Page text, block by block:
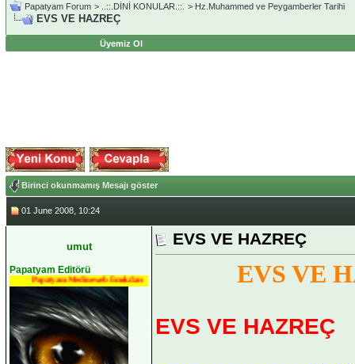
Papatyam Forum > ..::.DİNİ KONULAR.::. > Hz.Muhammed ve Peygamberler Tarihi
EVS VE HAZREÇ
Üyemiz Ol
Birinci okunmamış Mesajı göster
01 June 2008, 10:24
umut
Papatyam Editörü
Papatyam Medineweb Emekdarı
EVS VE HAZREÇ
EVS VE
EVS VE HAZREÇ